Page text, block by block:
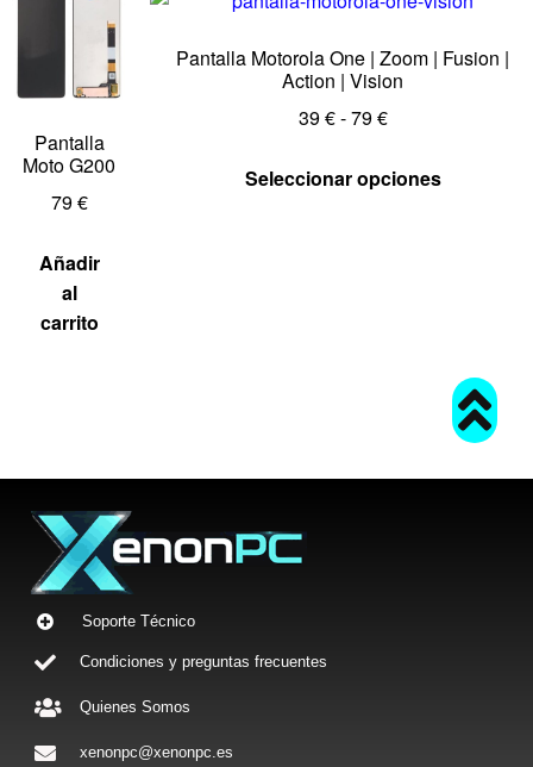
Pantalla
Moto G200
79€
Añadir
al
carrito
Pantalla Motorola One | Zoom | Fusion |
Action | Vision
39€-79€
Seleccionar opciones
Soporte Técnico
Condiciones y preguntas frecuentes
Quienes Somos
xenonpc@xenonpc.es